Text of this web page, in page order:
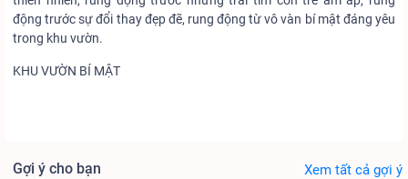
động trước sự đổi thay đẹp đẽ, rung động từ vô vàn bí mật đáng yêu
trong khu vườn.
KHU VƯỜN BÍ MẬT
Gợi ý cho bạn Xem tất cả gợi ý